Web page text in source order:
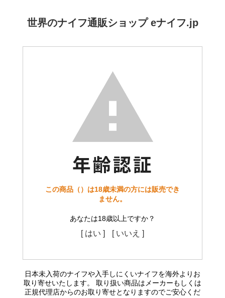
世界のナイフ通販ショップ eナイフ.jp
この商品（）は18歳未満の方には販売でき
ません。
あなたは18歳以上ですか？
[ はい ] [ いいえ ]
日本未入荷のナイフや入手しにくいナイフを海外よりお
取り寄せいたします。 取り扱い商品はメーカーもしくは
正規代理店からのお取り寄せとなりますのでご安心くだ